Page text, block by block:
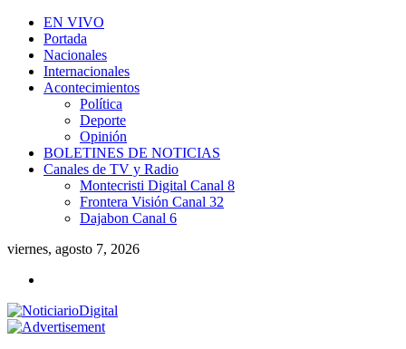
EN VIVO
Portada
Nacionales
Internacionales
Acontecimientos
Política
Deporte
Opinión
BOLETINES DE NOTICIAS
Canales de TV y Radio
Montecristi Digital Canal 8
Frontera Visión Canal 32
Dajabon Canal 6
viernes, agosto 7, 2026